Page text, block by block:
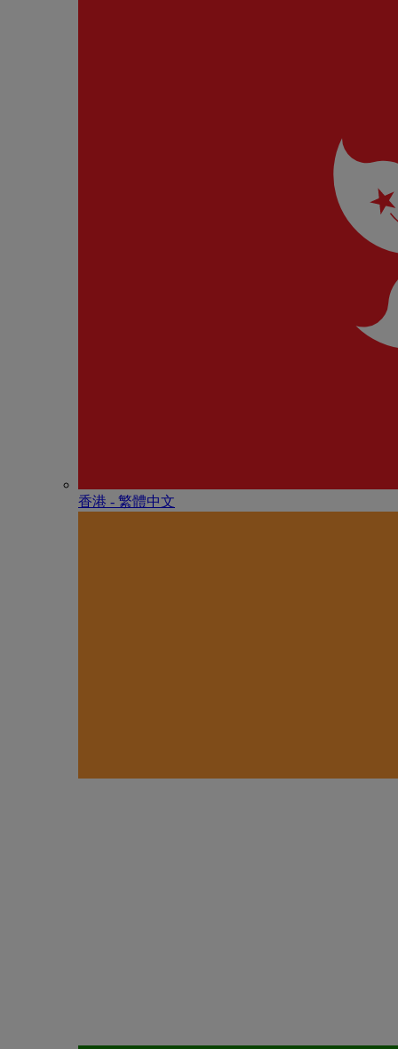
香港 - 繁體中文